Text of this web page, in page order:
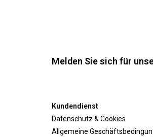
Melden Sie sich für
Kundendienst
Datenschutz & Cookies
Allgemeine